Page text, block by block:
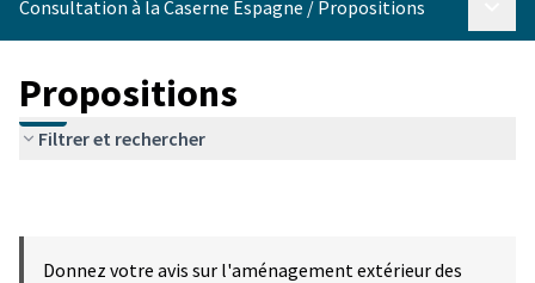
Consultation à la Caserne Espagne / Propositions
Propositions
Filtrer et rechercher
Donnez votre avis sur l'aménagement extérieur des